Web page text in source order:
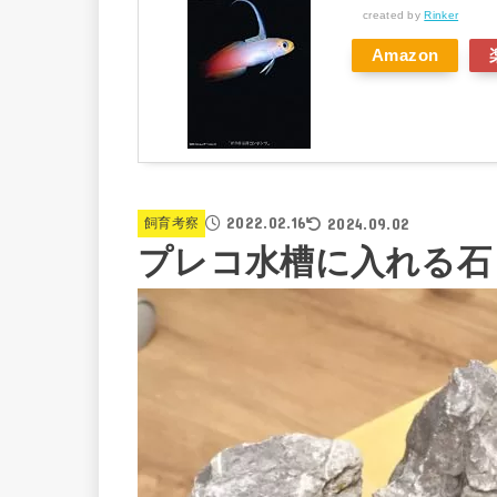
created byRinker
Amazon
飼育考察 2022.02.16 2024.09.02
プレコ水槽に入れる石